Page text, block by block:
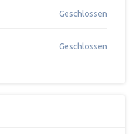
Geschlossen
Geschlossen